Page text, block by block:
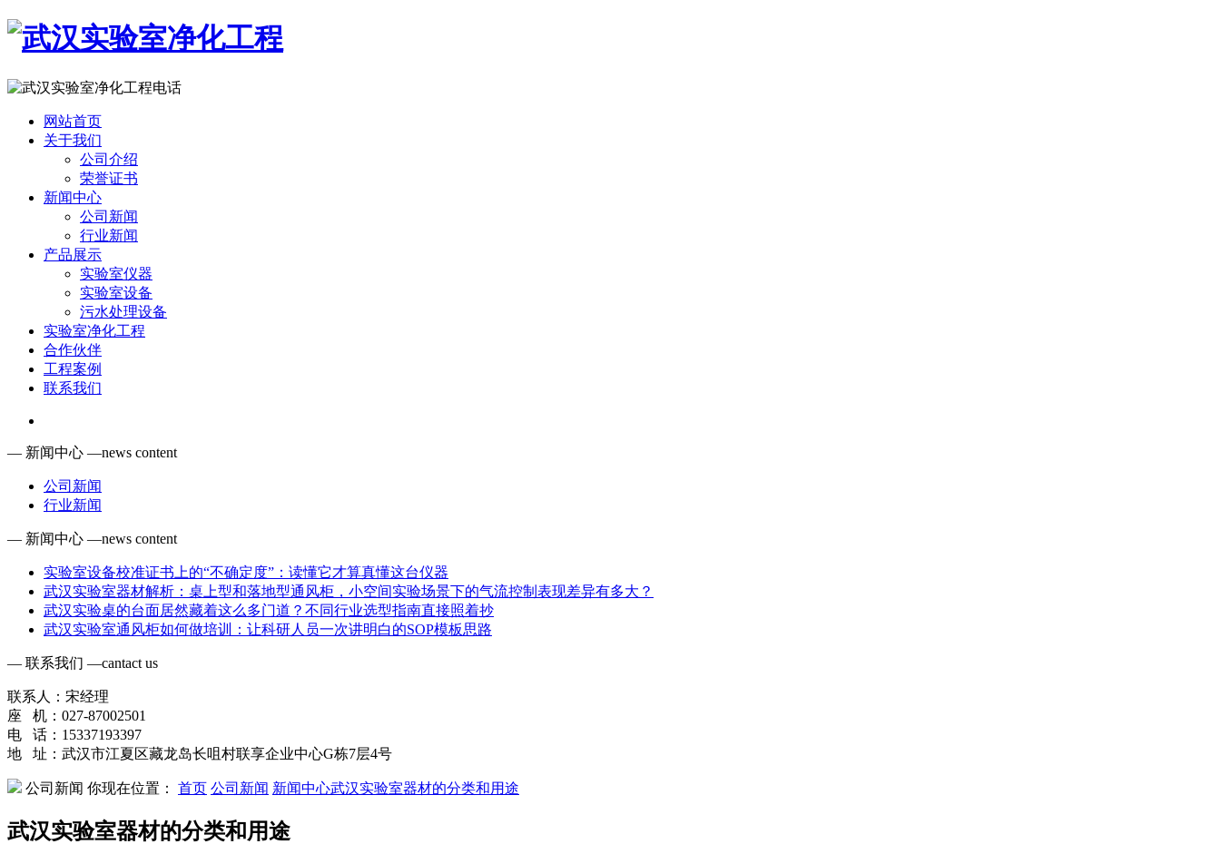
网站首页
关于我们
公司介绍
荣誉证书
新闻中心
公司新闻
行业新闻
产品展示
实验室仪器
实验室设备
污水处理设备
实验室净化工程
合作伙伴
工程案例
联系我们
— 新闻中心 —news content
公司新闻
行业新闻
— 新闻中心 —news content
实验室设备校准证书上的“不确定度”：读懂它才算真懂这台仪器
武汉实验室器材解析：桌上型和落地型通风柜，小空间实验场景下的气流控制表现差异有多大？
武汉实验桌的台面居然藏着这么多门道？不同行业选型指南直接照着抄
武汉实验室通风柜如何做培训：让科研人员一次讲明白的SOP模板思路
— 联系我们 —cantact us
联系人：宋经理
座 机：027-87002501
电 话：15337193397
地 址：武汉市江夏区藏龙岛长咀村联享企业中心G栋7层4号
公司新闻 你现在位置： 首页 公司新闻 新闻中心武汉实验室器材的分类和用途
武汉实验室器材的分类和用途